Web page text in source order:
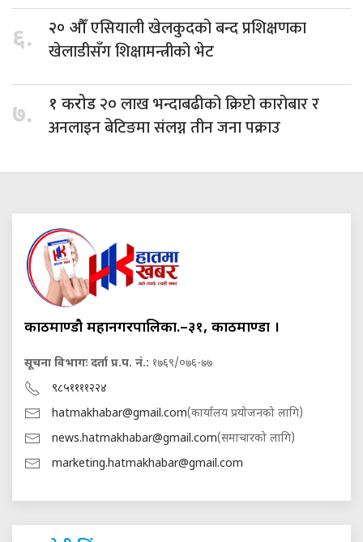
६. २० औँएसियाली खेलकुदको बन्द प्रशिक्षणका
खेलाडीसँग शिक्षामन्त्रीको भेट
७. १ करोड २० लाख भन्दाबढीको क्रिप्टो कारोबार र
अनलाइन बेटिङमा संलग्न तीन जना पक्राउ
काठमाण्डौ महानगरपालिका.–३१, काठमाण्डौं ।
सूचना विभागः दर्ता प्र.प. नं.: १७६९/०७६-७७
९८५११११२२४
hatmakhabar@gmail.com(कार्यालय प्रयोजनको लागि)
news.hatmakhabar@gmail.com(समाचारको लागि)
marketing.hatmakhabar@gmail.com